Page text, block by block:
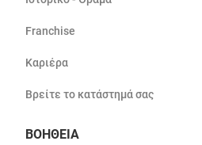
Franchise
Καριέρα
Βρείτε το κατάστημά σας
ΒΟΗΘΕΙΑ